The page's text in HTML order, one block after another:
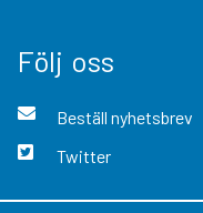
Följ oss
Beställ nyhetsbrev
Twitter